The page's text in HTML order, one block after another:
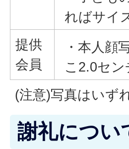
ればサイ
提供
会員
・本人顔
こ2.0セン
(注意)写真はいず
謝礼につい